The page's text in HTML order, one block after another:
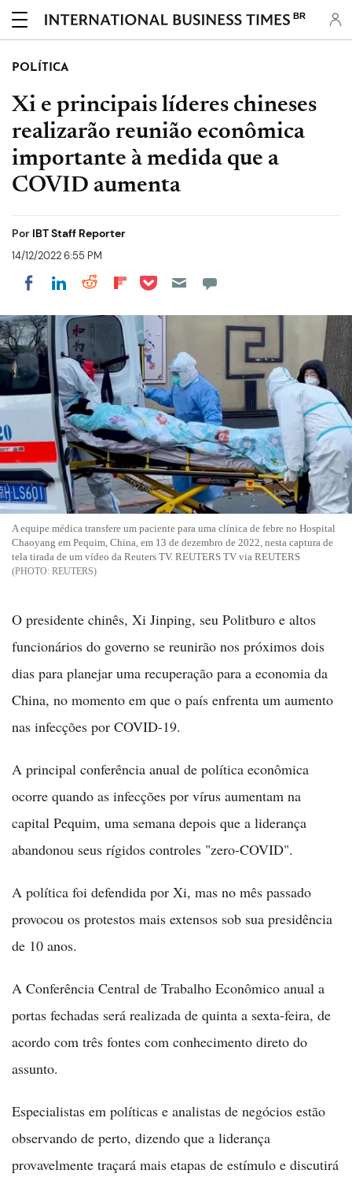
BR
POLÍTICA
Xi e principais líderes chineses
realizarão reunião econômica
importante à medida que a
COVID aumenta
Por IBT Staff Reporter
14/12/2022 6:55 PM
Share on Facebook
Share on LinkedIn
Share on Reddit
Share on Flipboard
Share on Pocket
A equipe médica transfere um paciente para uma clínica de febre no Hospital
Chaoyang em Pequim, China, em 13 de dezembro de 2022, nesta captura de
tela tirada de um vídeo da Reuters TV. REUTERS TV via REUTERS
REUTERS
O presidente chinês, Xi Jinping, seu Politburo e altos
funcionários do governo se reunirão nos próximos dois
dias para planejar uma recuperação para a economia da
China, no momento em que o país enfrenta um aumento
nas infecções por COVID-19.
A principal conferência anual de política econômica
ocorre quando as infecções por vírus aumentam na
capital Pequim, uma semana depois que a liderança
abandonou seus rígidos controles "zero-COVID".
A política foi defendida por Xi, mas no mês passado
provocou os protestos mais extensos sob sua presidência
de 10 anos.
A Conferência Central de Trabalho Econômico anual a
portas fechadas será realizada de quinta a sexta-feira, de
acordo com três fontes com conhecimento direto do
assunto.
Especialistas em políticas e analistas de negócios estão
observando de perto, dizendo que a liderança
provavelmente traçará mais etapas de estímulo e discutirá